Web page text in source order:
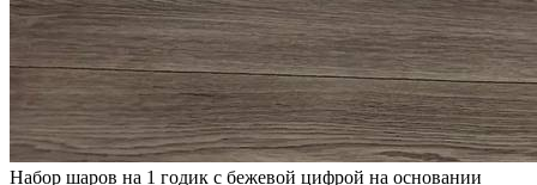
Набор шаров на 1 годик с бежевой цифрой на основании